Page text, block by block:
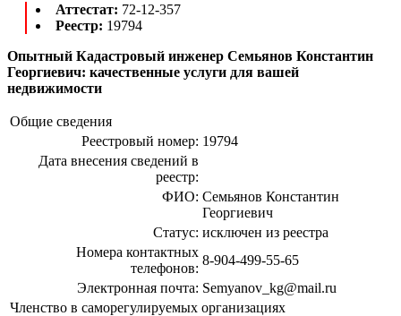
Аттестат: 72-12-357
Реестр: 19794
Опытный Кадастровый инженер Семьянов Константин
Георгиевич: качественные услуги для вашей
недвижимости
Общие сведения
Реестровый номер: 19794
Дата внесения сведений в
реестр:
ФИО: Семьянов Константин
Георгиевич
Статус: исключен из реестра
Номера контактных
телефонов:
8-904-499-55-65
Электронная почта: Semyanov_kg@mail.ru
Членство в саморегулируемых организациях